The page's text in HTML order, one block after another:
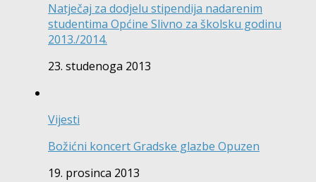
Natječaj za dodjelu stipendija nadarenim
studentima Općine Slivno za školsku godinu
2013./2014.
23. studenoga 2013
Vijesti
Božićni koncert Gradske glazbe Opuzen
19. prosinca 2013